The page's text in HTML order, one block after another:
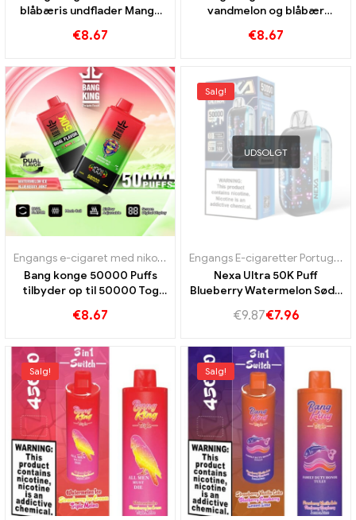
blåbæris undflader Mango
€8.67
vandmelon og blåbær
levetid
€8.67
Engangs e-cigaret med nikotin Engangs e-cigaretter,Engangs e-
Bang konge 50000 Puffs
tilbyder op til 50000 Tog
blåbærmynte
€8.67
Salg!
UDSOLGT
Engangs E-cigaretter Portugal
Nexa Ultra 50K Puff
Blueberry Watermelon Søde
for en langvarig blid og
frugtoplevelse
€9.87€7.96
Salg! Salg!